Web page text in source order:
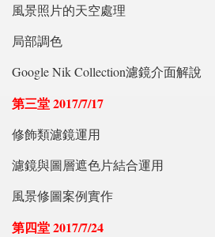
風景照片的天空處理
局部調色
Google Nik Collection濾鏡介面解說
第三堂 2017/7/17
修飾類濾鏡運用
濾鏡與圖層遮色片結合運用
風景修圖案例實作
第四堂 2017/7/24